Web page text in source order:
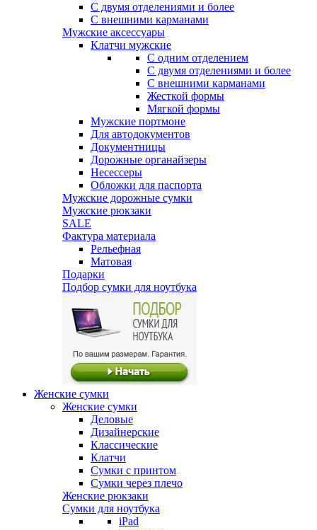
С двумя отделениями и более
С внешними карманами
Мужские аксессуары
Клатчи мужские
С одним отделением
С двумя отделениями и более
С внешними карманами
Жесткой формы
Мягкой формы
Мужские портмоне
Для автодокументов
Документницы
Дорожные органайзеры
Несессеры
Обложки для паспорта
Мужские дорожные сумки
Мужские рюкзаки
SALE
Фактура материала
Рельефная
Матовая
Подарки
Подбор сумки для ноутбука
Женские сумки
Женские сумки
Деловые
Дизайнерские
Классические
Клатчи
Сумки с принтом
Сумки через плечо
Женские рюкзаки
Сумки для ноутбука
iPad